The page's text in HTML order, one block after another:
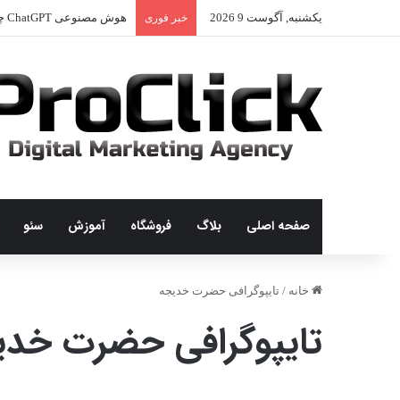
یکشنبه, آگوست 9 2026 خبر فوری هوش مصنوعی ChatGPT چیست؟
صفحه اصلی بلاگ فروشگاه آموزش سئو
خانه / تایپوگرافی حضرت خدیجه
تایپوگرافی حضرت